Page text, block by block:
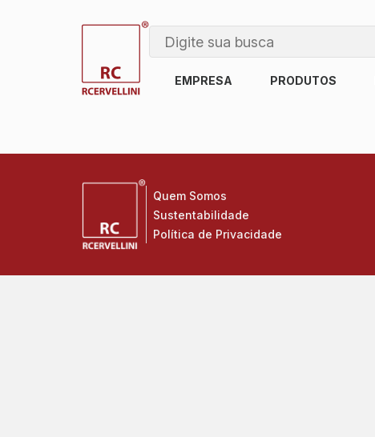
EMPRESA PRODUTOS
Quem Somos
Sustentabilidade
Política de Privacidade